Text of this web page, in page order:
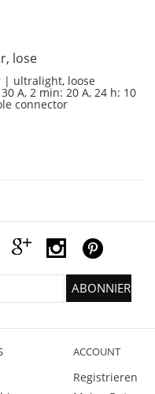
lose
| ultralight, loose
A, 2 min: 20 A, 24 h: 10
connector
ACCOUNT
Registrieren